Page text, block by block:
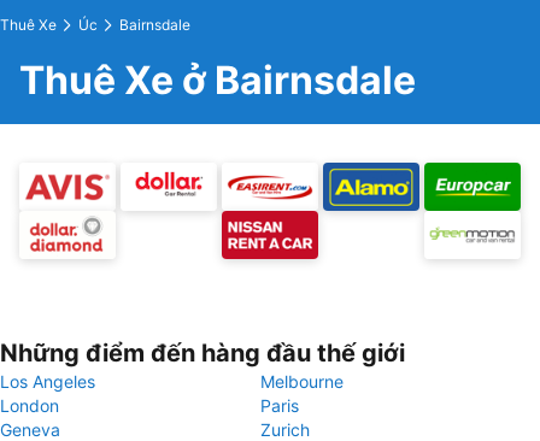
Thuê Xe Úc Bairnsdale
Thuê Xe ở Bairnsdale
Những điểm đến hàng đầu thế giới
Los Angeles
Melbourne
London
Paris
Geneva
Zurich